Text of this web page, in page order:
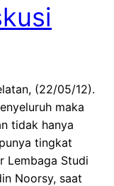
(22/05/12).
maka
tidak hanya
tingkat
Lembaga Studi
Noorsy, saat